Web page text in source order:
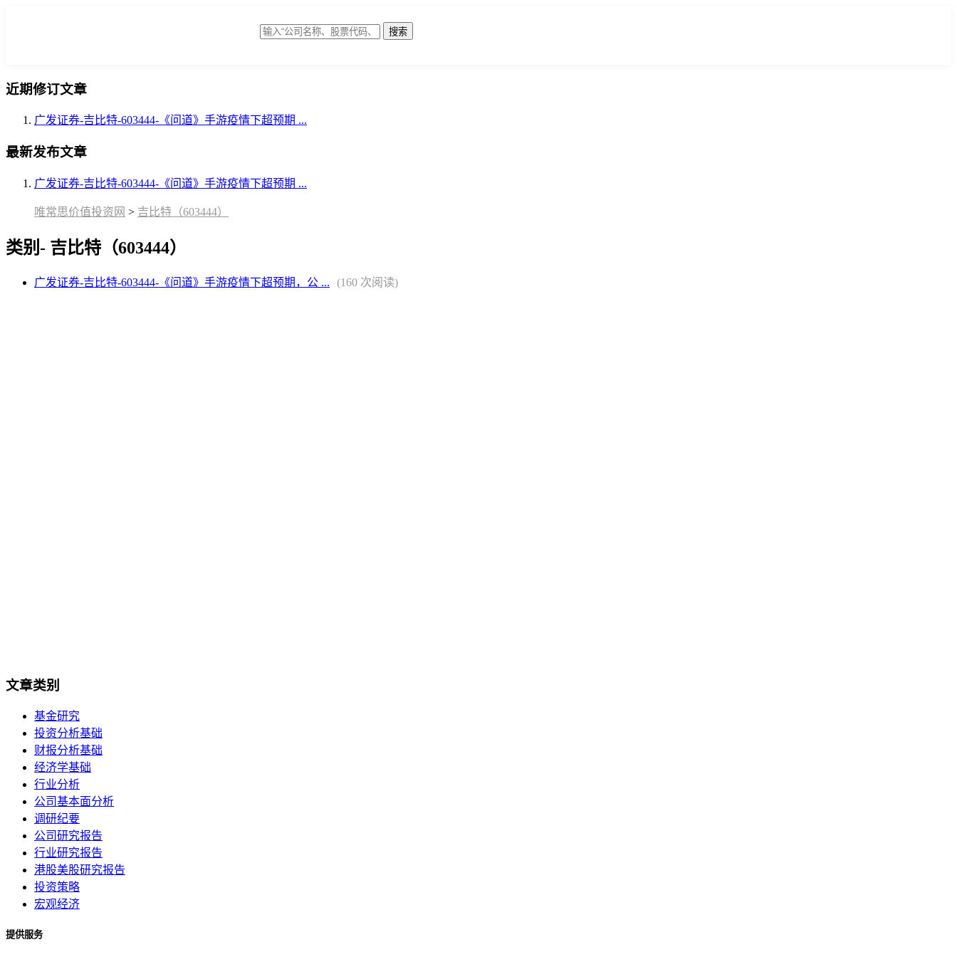
近期修订文章
广发证券-吉比特-603444-《问道》手游疫情下超预期 ...
最新发布文章
广发证券-吉比特-603444-《问道》手游疫情下超预期 ...
唯常思价值投资网 > 吉比特（603444）
类别- 吉比特（603444）
广发证券-吉比特-603444-《问道》手游疫情下超预期，公 ... (160 次阅读)
文章类别
基金研究
投资分析基础
财报分析基础
经济学基础
行业分析
公司基本面分析
调研纪要
公司研究报告
行业研究报告
港股美股研究报告
投资策略
宏观经济
提供服务